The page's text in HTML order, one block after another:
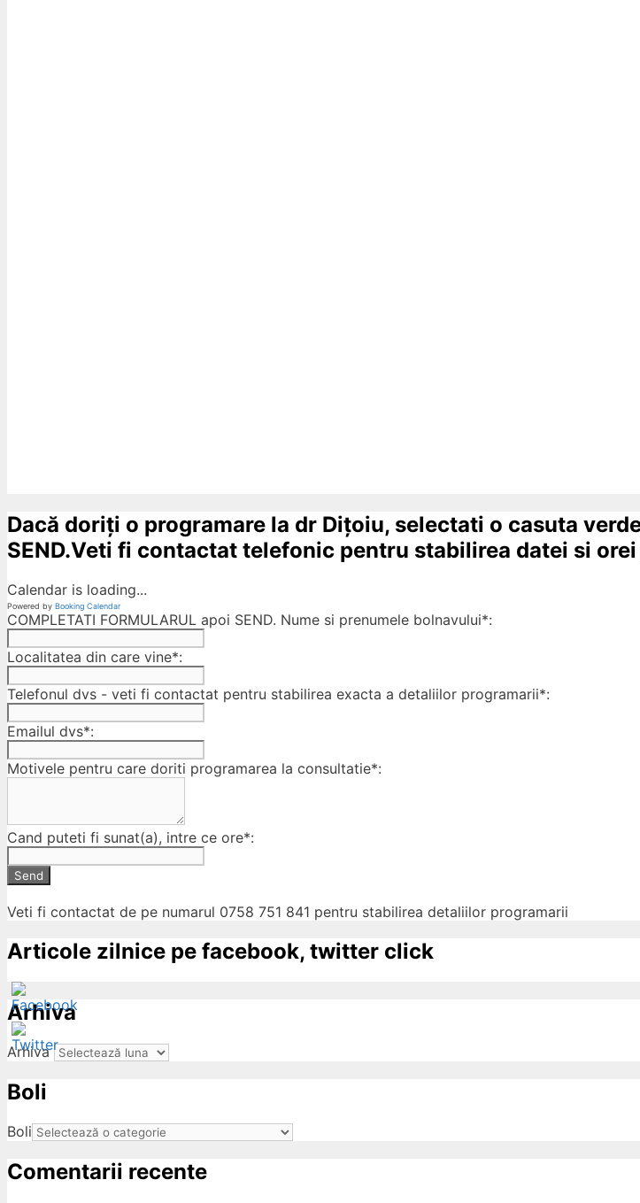
Dacă doriți o programare la dr Dițoiu, selectati o casuta
SEND.Veti fi contactat telefonic pentru stabilirea datei si
Calendar is loading...
Powered by Booking Calendar
COMPLETATI FORMULARUL apoi SEND. Nume si prenumele bolnavului*:
Localitatea din care vine*:
Telefonul dvs - veti fi contactat pentru stabilirea exacta a detaliilor programarii*:
Emailul dvs*:
Motivele pentru care doriti programarea la consultatie*:
Cand puteti fi sunat(a), intre ce ore*:
Send
Veti fi contactat de pe numarul 0758 751 841 pentru stabilirea detaliilor programarii
Articole zilnice pe facebook, twitter click
Arhiva
Arhiva
Boli
Boli
Comentarii recente